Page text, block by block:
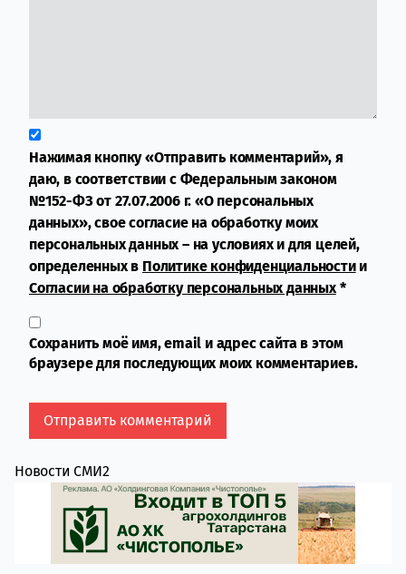
Нажимая кнопку «Отправить комментарий», я
даю, в соответствии с Федеральным законом
№152-ФЗ от 27.07.2006 г. «О персональных
данных», свое согласие на обработку моих
персональных данных – на условиях и для целей,
определенных в Политике конфиденциальностии
Согласии на обработку персональных данных*
Сохранить моё имя, email и адрес сайта в этом
браузере для последующих моих комментариев.
Новости СМИ2